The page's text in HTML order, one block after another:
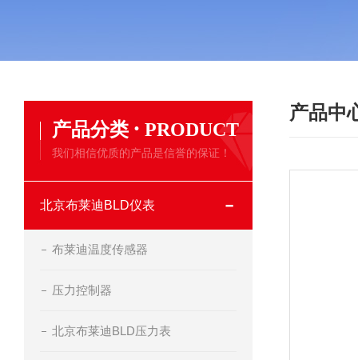
产品中
产品分类 · PRODUCT
我们相信优质的产品是信誉的保证！
北京布莱迪BLD仪表
布莱迪温度传感器
压力控制器
北京布莱迪BLD压力表